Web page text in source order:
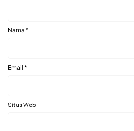
Nama *
Email *
Situs Web